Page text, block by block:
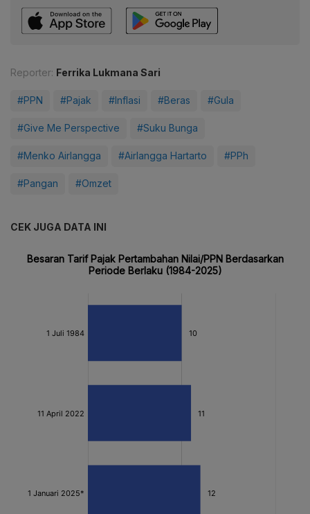
Reporter: Ferrika Lukmana Sari
#PPN #Pajak #Inflasi #Beras #Gula
#Give Me Perspective #Suku Bunga
#Menko Airlangga #Airlangga Hartarto #PPh
#Pangan #Omzet
CEK JUGA DATA INI